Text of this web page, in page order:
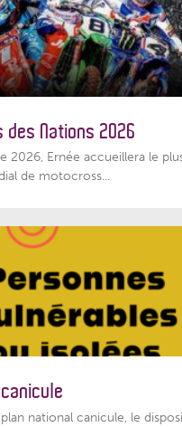
Nations 2026
2026, Ernée accueillera le
de motocross...
national canicule, le